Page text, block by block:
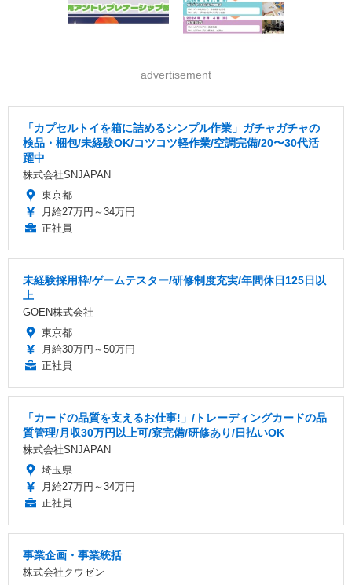
advertisement
「カプセルトイを箱に詰めるシンプル作業」ガチャガチャの
検品・梱包/未経験OK/コツコツ軽作業/空調完備/20〜30代活
躍中
株式会社SNJAPAN
東京都
月給27万円～34万円
正社員
未経験採用枠/ゲームテスター/研修制度充実/年間休日125日以
上
GOEN株式会社
東京都
月給30万円～50万円
正社員
「カードの品質を支えるお仕事!」/トレーディングカードの品
質管理/月収30万円以上可/寮完備/研修あり/日払いOK
株式会社SNJAPAN
埼玉県
月給27万円～34万円
正社員
事業企画・事業統括
株式会社クウゼン